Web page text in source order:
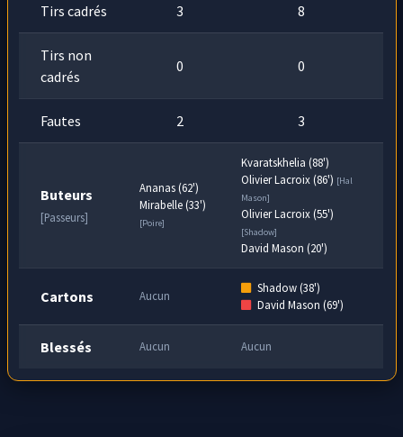
Tirs cadrés 3 8
Tirs non
cadrés
0 0
Fautes 2 3
Buteurs
[Passeurs]
Ananas (62')
Mirabelle (33')
[Poire]
Kvaratskhelia (88')
Olivier Lacroix (86') [Hal
Mason]
Olivier Lacroix (55')
[Shadow]
David Mason (20')
Cartons Aucun
Shadow (38')
David Mason (69')
Blessés Aucun Aucun